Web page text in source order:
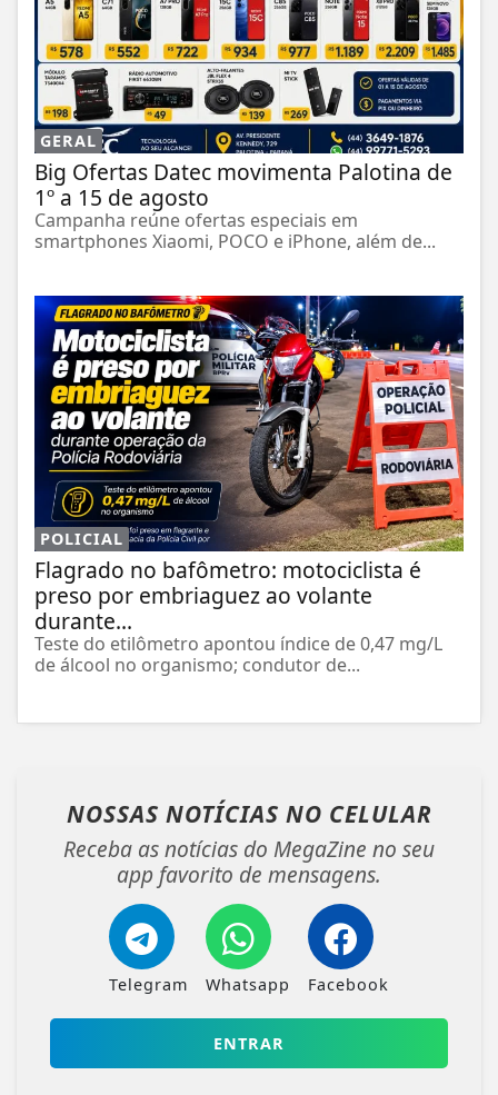
GERAL
Big Ofertas Datec movimenta Palotina de
1º a 15 de agosto
Campanha reúne ofertas especiais em
smartphones Xiaomi, POCO e iPhone, além de...
POLICIAL
Flagrado no bafômetro: motociclista é
preso por embriaguez ao volante
durante...
Teste do etilômetro apontou índice de 0,47 mg/L
de álcool no organismo; condutor de...
NOSSAS NOTÍCIAS NO CELULAR
Receba as notícias do MegaZine no seu
app favorito de mensagens.
Telegram Whatsapp Facebook
ENTRAR